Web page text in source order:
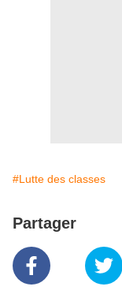
#Lutte des classes
Partager